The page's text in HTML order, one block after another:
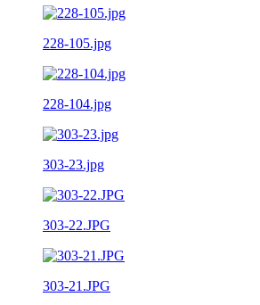
228-105.jpg
228-104.jpg
303-23.jpg
303-22.JPG
303-21.JPG